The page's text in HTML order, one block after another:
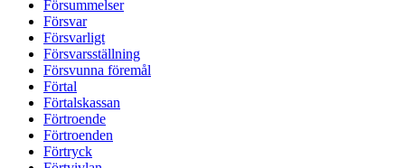
Försummelser
Försvar
Försvarligt
Försvarsställning
Försvunna föremål
Förtal
Förtalskassan
Förtroende
Förtroenden
Förtryck